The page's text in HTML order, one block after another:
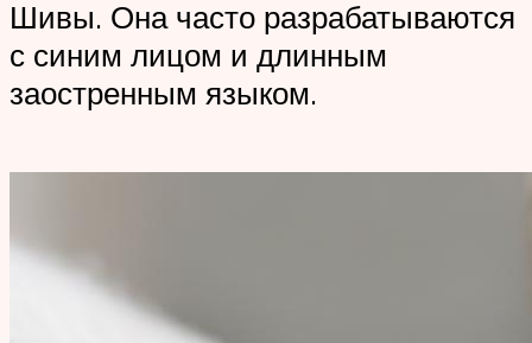
Шивы. Она часто разрабатываются
с синим лицом и длинным
заостренным языком.